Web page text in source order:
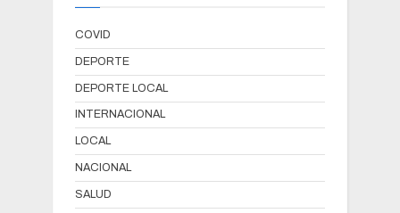
COVID
DEPORTE
DEPORTE LOCAL
INTERNACIONAL
LOCAL
NACIONAL
SALUD